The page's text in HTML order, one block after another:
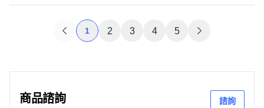
1 2 3 4 5
商品諮詢 諮詢